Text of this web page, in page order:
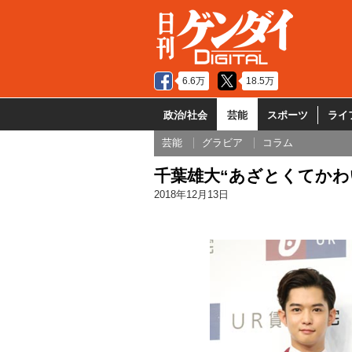
6.6万 18.5万
政治/社会 芸能 スポーツ ライ
芸能 グラビア コラム
千葉雄大“あざとくてか
2018年12月13日